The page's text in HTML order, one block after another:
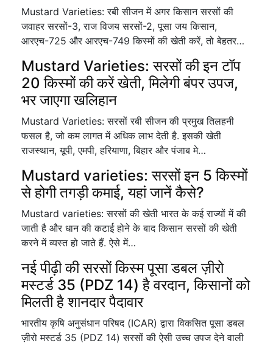
Mustard Varieties: रबी सीजन में अगर किसान सरसों की
जवाहर सरसों-3, राज विजय सरसों-2, पूसा जय किसान,
आरएच-725 और आरएच-749 किस्मों की खेती करें, तो बेहतर…
Mustard Varieties: सरसों की इन टॉप
20 किस्मों की करें खेती, मिलेगी बंपर उपज,
भर जाएगा खलिहान
Mustard Varieties: सरसों रबी सीजन की प्रमुख तिलहनी
फसल है, जो कम लागत में अधिक लाभ देती है. इसकी खेती
राजस्थान, यूपी, एमपी, हरियाणा, बिहार और पंजाब मे…
Mustard varieties: सरसों इन 5 किस्मों
से होगी तगड़ी कमाई, यहां जानें कैसे?
Mustard varieties: सरसों की खेती भारत के कई राज्यों में की
जाती है और धान की कटाई होने के बाद किसान सरसों की खेती
करने में व्यस्त हो जाते हैं. ऐसे में…
नई पीढ़ी की सरसों किस्म पूसा डबल ज़ीरो
मस्टर्ड 35 (PDZ 14) है वरदान, किसानों को
मिलती है शानदार पैदावार
भारतीय कृषि अनुसंधान परिषद (ICAR) द्वारा विकसित पूसा डबल
ज़ीरो मस्टर्ड 35 (PDZ 14) सरसों की ऐसी उच्च उपज देने वाली